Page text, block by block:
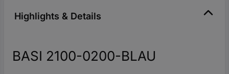
Highlights & Details
BASI 2100-0200-BLAU